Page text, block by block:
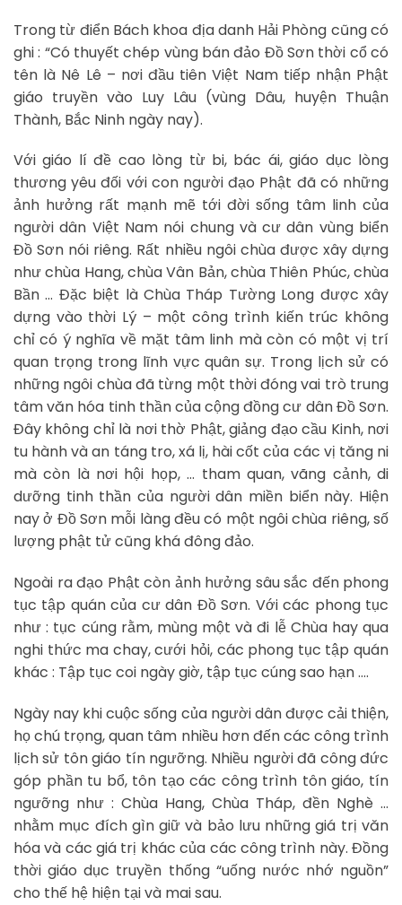
Trong từ điển Bách khoa địa danh Hải Phòng cũng có
ghi : “Có thuyết chép vùng bán đảo Đồ Sơn thời cổ có
tên là Nê Lê – nơi đầu tiên Việt Nam tiếp nhận Phật
giáo truyền vào Luy Lâu (vùng Dâu, huyện Thuận
Thành, Bắc Ninh ngày nay).
Với giáo lí đề cao lòng từ bi, bác ái, giáo dục lòng
thương yêu đối với con người đạo Phật đã có những
ảnh hưởng rất mạnh mẽ tới đời sống tâm linh của
người dân Việt Nam nói chung và cư dân vùng biển
Đồ Sơn nói riêng. Rất nhiều ngôi chùa được xây dựng
như chùa Hang, chùa Vân Bản, chùa Thiên Phúc, chùa
Bần … Đặc biệt là Chùa Tháp Tường Long được xây
dựng vào thời Lý – một công trình kiến trúc không
chỉ có ý nghĩa về mặt tâm linh mà còn có một vị trí
quan trọng trong lĩnh vực quân sự. Trong lịch sử có
những ngôi chùa đã từng một thời đóng vai trò trung
tâm văn hóa tinh thần của cộng đồng cư dân Đồ Sơn.
Đây không chỉ là nơi thờ Phật, giảng đạo cầu Kinh, nơi
tu hành và an táng tro, xá lị, hài cốt của các vị tăng ni
mà còn là nơi hội họp, … tham quan, vãng cảnh, di
dưỡng tinh thần của người dân miền biển này. Hiện
nay ở Đồ Sơn mỗi làng đều có một ngôi chùa riêng, số
lượng phật tử cũng khá đông đảo.
Ngoài ra đạo Phật còn ảnh hưởng sâu sắc đến phong
tục tập quán của cư dân Đồ Sơn. Với các phong tục
như : tục cúng rằm, mùng một và đi lễ Chùa hay qua
nghi thức ma chay, cưới hỏi, các phong tục tập quán
khác : Tập tục coi ngày giờ, tập tục cúng sao hạn ….
Ngày nay khi cuộc sống của người dân được cải thiện,
họ chú trọng, quan tâm nhiều hơn đến các công trình
lịch sử tôn giáo tín ngưỡng. Nhiều người đã công đức
góp phần tu bổ, tôn tạo các công trình tôn giáo, tín
ngưỡng như : Chùa Hang, Chùa Tháp, đền Nghè …
nhằm mục đích gìn giữ và bảo lưu những giá trị văn
hóa và các giá trị khác của các công trình này. Đồng
thời giáo dục truyền thống “uống nước nhớ nguồn”
cho thế hệ hiện tại và mai sau.